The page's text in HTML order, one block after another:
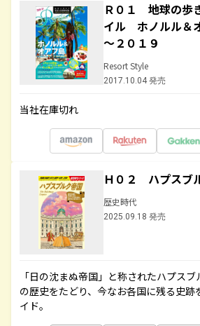
Ｒ０１ 地球の歩
イル ホノルル＆
～２０１９
Resort Style
2017.10.04 発売
当社在庫切れ
Ｈ０２ ハプスブ
歴史時代
2025.09.18 発売
「日の沈まぬ帝国」と称されたハプス
の歴史をたどり、今なお各国に残る史
イド。